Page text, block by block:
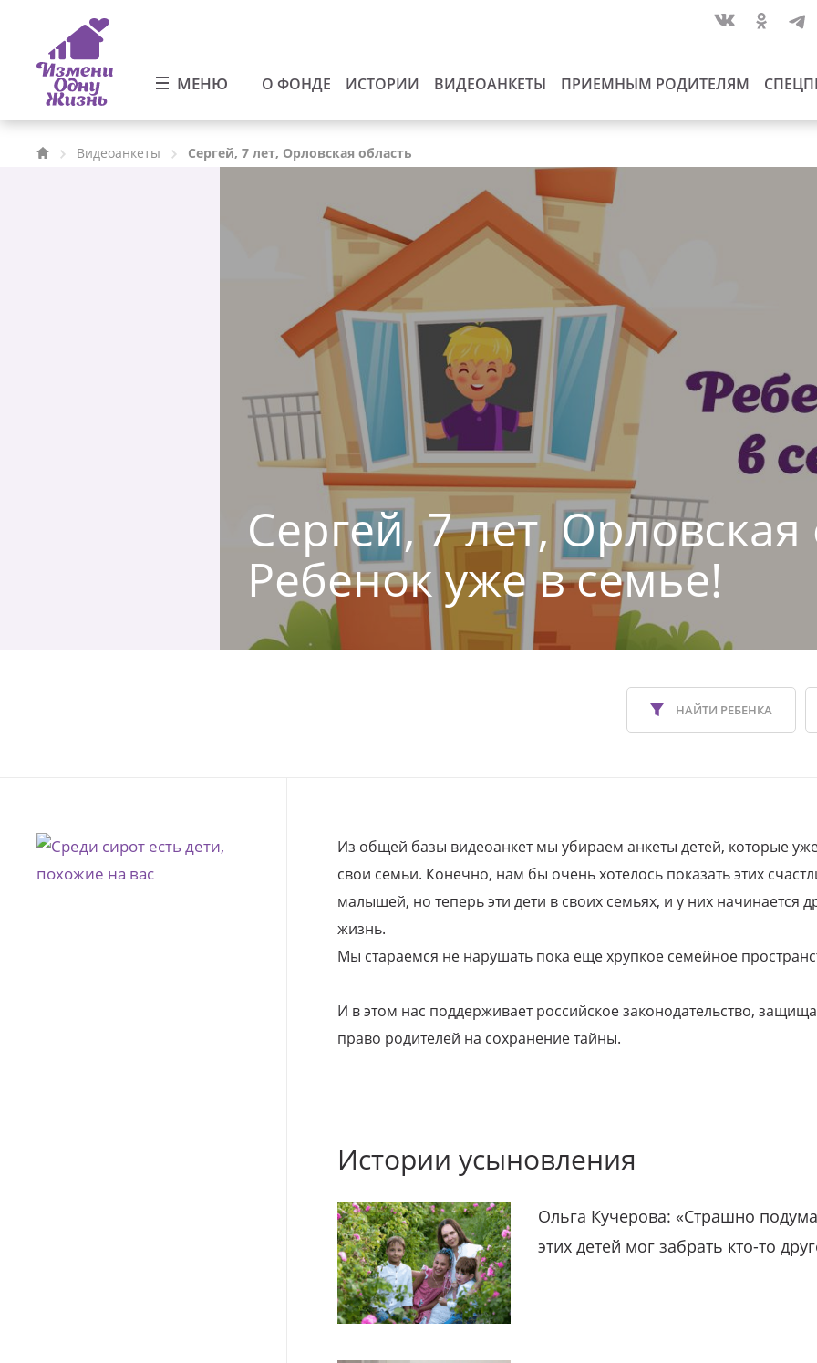
МЕНЮ О ФОНДЕ ИСТОРИИ ВИДЕОАНКЕТЫ ПРИЕМНЫМ РОДИТЕЛЯМ
Видеоанкеты Сергей, 7 лет, Орловская область
Сергей, 7 лет, Орловская
Ребенок уже в семье!
НАЙТИ РЕБЕНКА
Из общей базы видеоанкет мы убираем анкеты детей, которые
свои семьи. Конечно, нам бы очень хотелось показать этих
малышей, но теперь эти дети в своих семьях, и у них начинается
жизнь.
Мы стараемся не нарушать пока еще хрупкое семейное
И в этом нас поддерживает российское законодательство,
право родителей на сохранение тайны.
Истории усыновления
Ольга Кучерова: «Страшно
этих детей мог забрать кто-то